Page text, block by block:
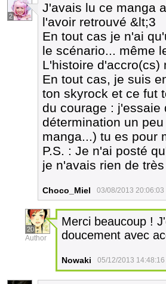
2
J'avais lu ce manga
l'avoir retrouvé &lt;3
En tout cas je n'ai
le scénario... même
L'histoire
En tout cas, je suis
ton skyrock et ce fut
du courage : j'essaie
détermination un
manga...) tu es pour
P.S. : Je n'ai posté
je n'avais rien de
Choco_Miel 03/08/2013 20:06:03
20
Author
Merci beaucoup !
doucement avec
Nowaki 05/12/2013 14:48:16